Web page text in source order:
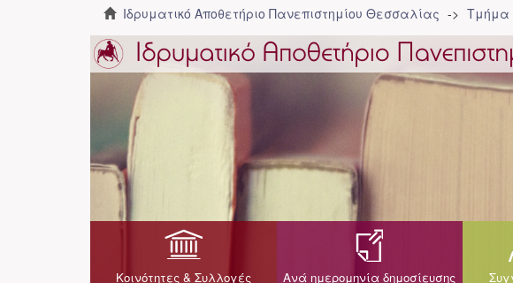
Ιδρυματικό Αποθετήριο Πανεπιστημίου Θεσσαλίας Τμήμα
Κοινότητες & Συλλογές Ανά ημερομηνία δημοσίευσης